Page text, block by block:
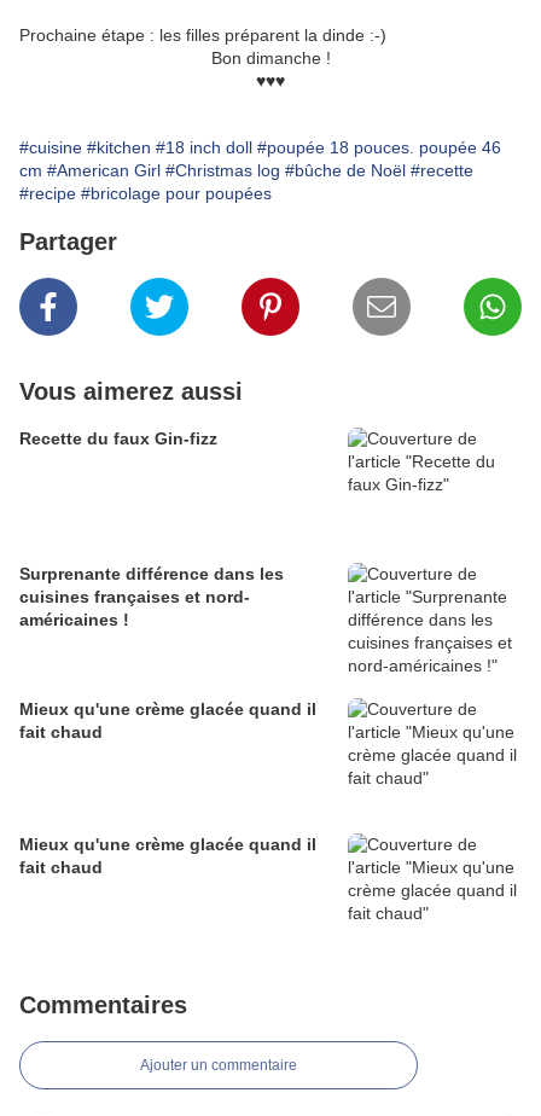
Prochaine étape : les filles préparent la dinde :-)
Bon dimanche !
♥♥♥
#cuisine #kitchen #18 inch doll #poupée 18 pouces. poupée 46
cm #American Girl #Christmas log #bûche de Noël #recette
#recipe #bricolage pour poupées
Partager
Vous aimerez aussi
Recette du faux Gin-fizz
Surprenante différence dans les
cuisines françaises et nord-
américaines !
Mieux qu'une crème glacée quand il
fait chaud
Mieux qu'une crème glacée quand il
fait chaud
Commentaires
Ajouter un commentaire